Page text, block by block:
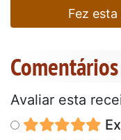
Fez
Comentários
Avaliar esta